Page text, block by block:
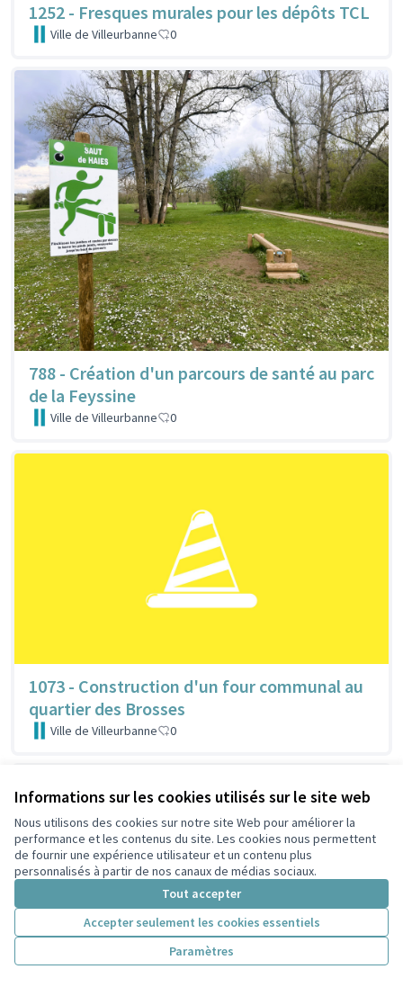
Informations sur les cookies utilisés sur le site web
Nous utilisons des cookies sur notre site Web pour améliorer la
performance et les contenus du site. Les cookies nous permettent
de fournir une expérience utilisateur et un contenu plus
personnalisés à partir de nos canaux de médias sociaux.
Tout accepter
Accepter seulement les cookies essentiels
Paramètres
1252 - Fresques murales pour les dépôts TCL
Ville de Villeurbanne 0
788 - Création d'un parcours de santé au parc
de la Feyssine
Ville de Villeurbanne 0
1073 - Construction d'un four communal au
quartier des Brosses
Ville de Villeurbanne 0